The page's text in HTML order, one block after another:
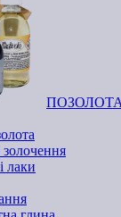
ПОЗОЛОТА
лаки